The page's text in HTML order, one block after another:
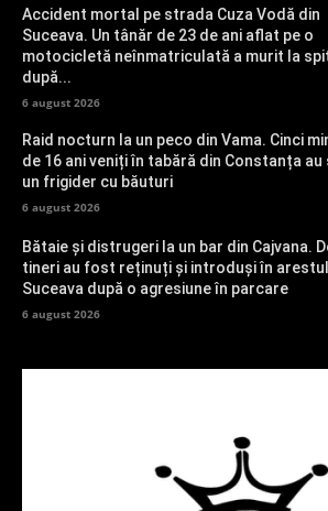
Accident mortal pe strada Cuza Vodă din
Suceava. Un tânăr de 23 de ani aflat pe o
motocicletă neînmatriculată a murit la
după...
6 august 2026
Raid nocturn la un peco din Vama. Cinci
de 16 ani veniți în tabără din Constanța au
un frigider cu băuturi
6 august 2026
Bătaie și distrugeri la un bar din Cajvana.
tineri au fost reținuți și introduși în
Suceava după o agresiune în parcare
6 august 2026